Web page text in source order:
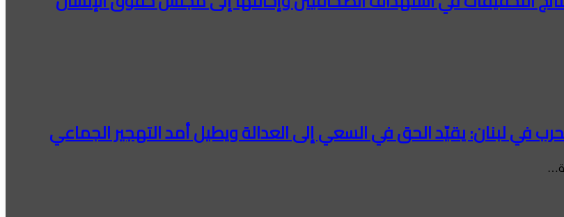
في لبنان: يقيّد الحق في السعي إلى العدالة ويطيل أمد التهجير الجماعي